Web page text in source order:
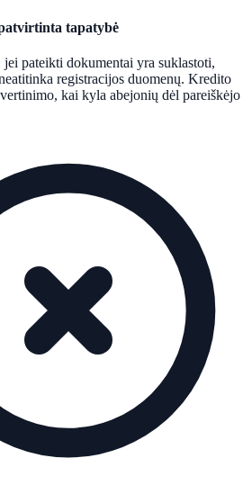
tapatybė
jei pateikti dokumentai yra suklastoti,
registracijos duomenų. Kredito
kai kyla abejonių dėl pareiškėjo